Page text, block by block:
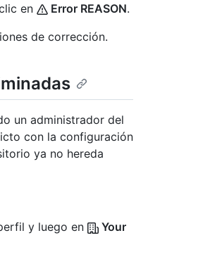
en
Error REASON.
de corrección.
un administrador del
con la configuración
ya no hereda
y luego en
Your